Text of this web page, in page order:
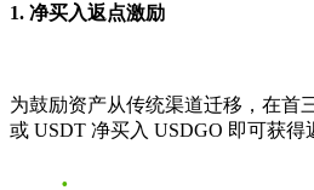
1. 净买入返点激励
为鼓励资产从传统渠道迁移，在首
或 USDT 净买入 USDGO 即可获得